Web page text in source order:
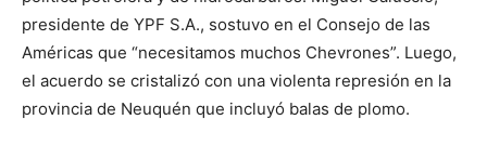
presidente de YPF S.A., sostuvo en el Consejo de las
Américas que “necesitamos muchos Chevrones”. Luego,
el acuerdo se cristalizó con una violenta represión en la
provincia de Neuquén que incluyó balas de plomo.